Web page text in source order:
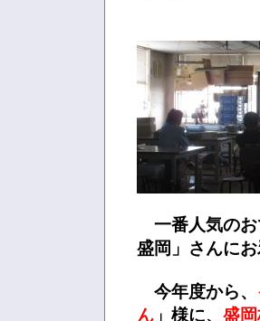
一番人気のお
盛岡」さんに
今年度から、
ん 」様に、盛